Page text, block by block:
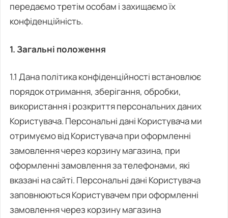
передаємо третім особам і захищаємо їх
конфіденційність.
1. Загальні положення
1.1 Дана політика конфіденційності встановлює
порядок отримання, зберігання, обробки,
використання і розкриття персональних даних
Користувача. Персональні дані Користувача ми
отримуємо від Користувача при оформленні
замовлення через корзину магазина, при
оформленні замовлення за телефонами, які
вказані на сайті. Персональні дані Користувача
заповнюються Користувачем при оформленні
замовлення через корзину магазина